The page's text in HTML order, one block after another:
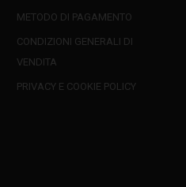
METODO DI PAGAMENTO
CONDIZIONI GENERALI DI
VENDITA
PRIVACY E COOKIE POLICY